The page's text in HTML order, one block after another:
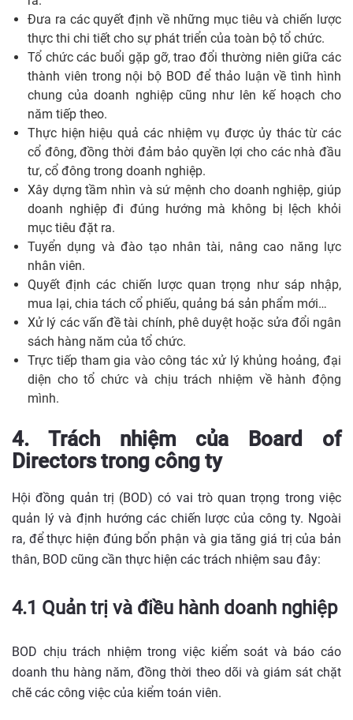
Đưa ra các quyết định về những mục tiêu và chiến lược
thực thi chi tiết cho sự phát triển của toàn bộ tổ chức.
Tổ chức các buổi gặp gỡ, trao đổi thường niên giữa các
thành viên trong nội bộ BOD để thảo luận về tình hình
chung của doanh nghiệp cũng như lên kế hoạch cho
năm tiếp theo.
Thực hiện hiệu quả các nhiệm vụ được ủy thác từ các
cổ đông, đồng thời đảm bảo quyền lợi cho các nhà đầu
tư, cổ đông trong doanh nghiệp.
Xây dựng tầm nhìn và sứ mệnh cho doanh nghiệp, giúp
doanh nghiệp đi đúng hướng mà không bị lệch khỏi
mục tiêu đặt ra.
Tuyển dụng và đào tạo nhân tài, nâng cao năng lực
nhân viên.
Quyết định các chiến lược quan trọng như sáp nhập,
mua lại, chia tách cổ phiếu, quảng bá sản phẩm mới…
Xử lý các vấn đề tài chính, phê duyệt hoặc sửa đổi ngân
sách hàng năm của tổ chức.
Trực tiếp tham gia vào công tác xử lý khủng hoảng, đại
diện cho tổ chức và chịu trách nhiệm về hành động
mình.
4. Trách nhiệm của Board of
Directors trong công ty
Hội đồng quản trị (BOD) có vai trò quan trọng trong việc
quản lý và định hướng các chiến lược của công ty. Ngoài
ra, để thực hiện đúng bổn phận và gia tăng giá trị của bản
thân, BOD cũng cần thực hiện các trách nhiệm sau đây:
4.1 Quản trị và điều hành doanh nghiệp
BOD chịu trách nhiệm trong việc kiểm soát và báo cáo
doanh thu hàng năm, đồng thời theo dõi và giám sát chặt
chẽ các công việc của kiểm toán viên.